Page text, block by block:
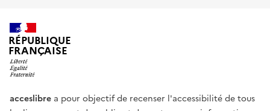
RÉPUBLIQUE
FRANÇAISE
acceslibre a pour objectif de recenser l'accessibilité de tous